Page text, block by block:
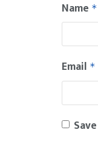
Name *
Email *